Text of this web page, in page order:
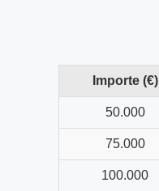
Importe (€)
50.000
75.000
100.000